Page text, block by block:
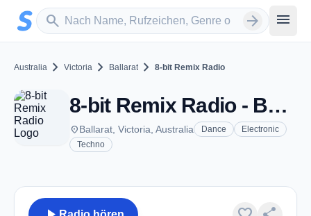
Zum Hauptinhalt springen
search
Sender suchen arrow_forward menu
Australia chevron_right Victoria chevron_right Ballarat chevron_right 8-bit Remix Radio
8-bit Remix Radio - Ballarat, Vic
placeBallarat, Victoria, Australia Dance
Electronic
Techno